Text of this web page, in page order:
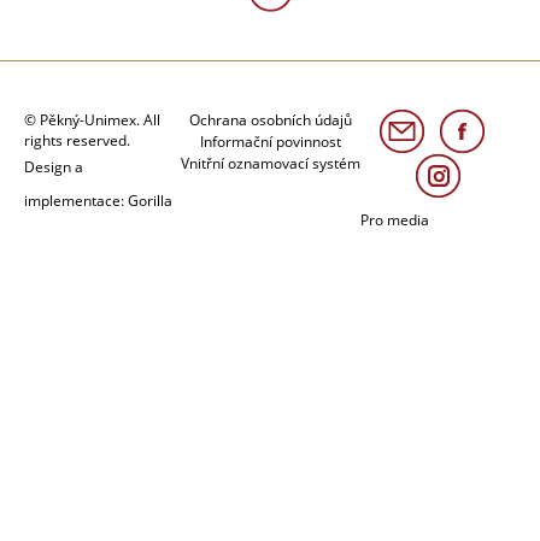
© Pěkný-Unimex. All
rights reserved.
Design a
implementace: Gorilla
Ochrana osobních údajů
Informační povinnost
Vnitřní oznamovací systém
Pro media